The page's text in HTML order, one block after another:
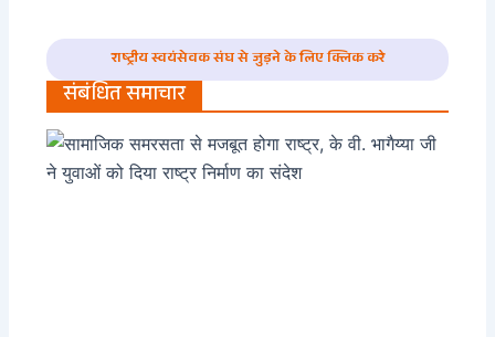
राष्ट्रीय स्वयंसेवक संघ से जुड़ने के लिए क्लिक करे
संबंधित समाचार